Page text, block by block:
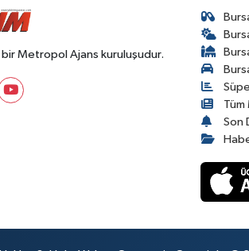
bir Metropol Ajans kuruluşudur.
Son